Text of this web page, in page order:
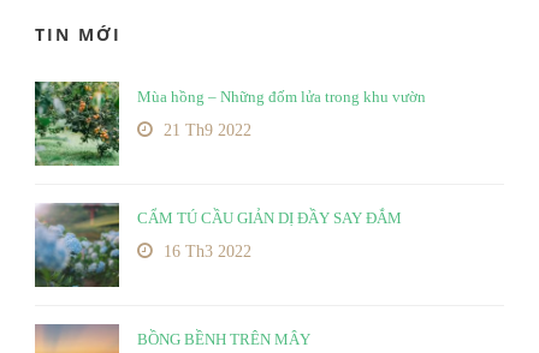
TIN MỚI
Mùa hồng – Những đốm lửa trong khu vườn
21 Th9 2022
CẨM TÚ CẦU GIẢN DỊ ĐẦY SAY ĐẮM
16 Th3 2022
BỒNG BỀNH TRÊN MÂY